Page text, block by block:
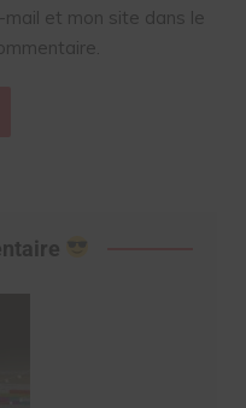
mail et mon site dans le